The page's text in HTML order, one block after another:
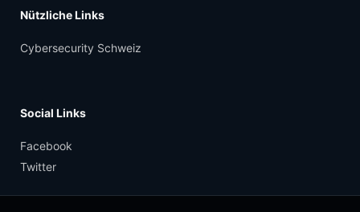
Nützliche Links
Cybersecurity Schweiz
Social Links
Facebook
Twitter